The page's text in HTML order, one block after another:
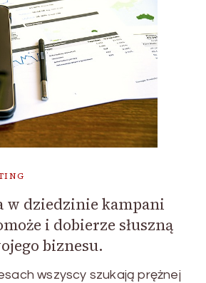
w dziedzinie kampani
i dobierze słuszną
biznesu.
wszyscy szukają prężnej